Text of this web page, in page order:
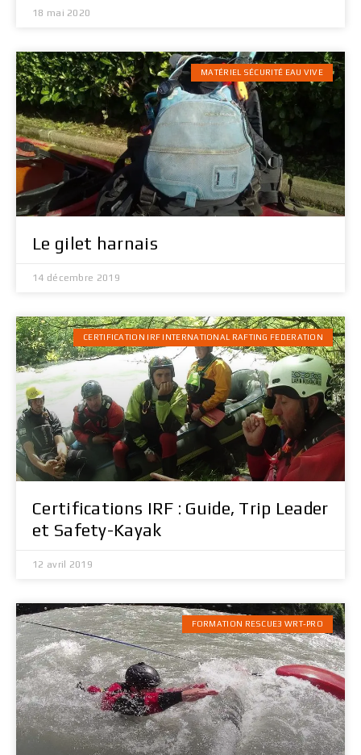
18 mai 2020
MATÉRIEL SÉCURITÉ EAU VIVE
Le gilet harnais
14 décembre 2019
CERTIFICATION IRF INTERNATIONAL RAFTING FEDERATION
Certifications IRF : Guide, Trip Leader
et Safety-Kayak
12 avril 2019
FORMATION RESCUE3 WRT-PRO